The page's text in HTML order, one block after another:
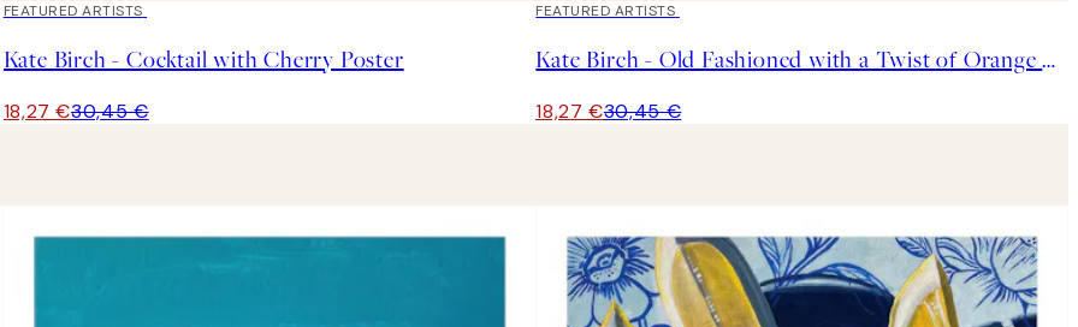
40%*
FEATURED ARTISTS
Kate Birch - Cocktail with Cherry Poster
18,27 €30,45 €
40%*
FEATURED ARTISTS
Kate Birch - Old Fashioned with a Twist of Orange Poster
18,27 €30,45 €